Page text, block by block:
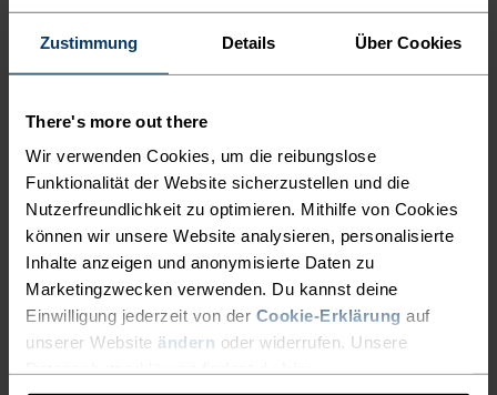
Zustimmung Details Über Cookies
There's more out there
Wir verwenden Cookies, um die reibungslose
Funktionalität der Website sicherzustellen und die
Nutzerfreundlichkeit zu optimieren. Mithilfe von Cookies
können wir unsere Website analysieren, personalisierte
Inhalte anzeigen und anonymisierte Daten zu
Marketingzwecken verwenden. Du kannst deine
Einwilligung jederzeit von der Cookie-Erklärung auf
unserer Website ändern oder widerrufen. Unsere
In dieser Windjacke mit Kapuze bist du auf alle
vollständig aus recyceltem Ripstop-Gewebe, das
dicht hält, wenn der Wind auffrischt. Ein
durchgehender 2‑Wege-Reissverschluss und der
verstellbare Saum lassen dich Belüftung und
Passform individuell regulieren. Handy,
Bankkarten und Schlüssel finden in den
Seitentaschen Platz. Und wenn du sie mal nicht
brauchst, lässt sich die Jacke als kompaktes